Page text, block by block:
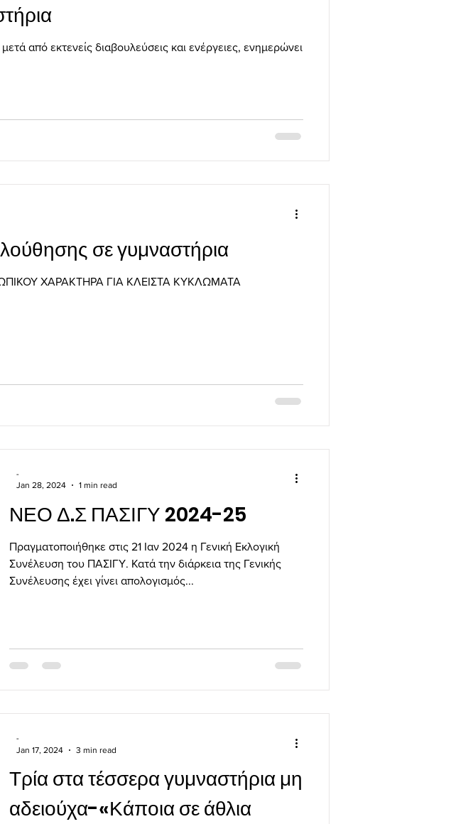
από εκτενείς διαβουλεύσεις και ενέργειες, ενημερώνει
σε γυμναστήρια
ΧΑΡΑΚΤΗΡΑ ΓΙΑ ΚΛΕΙΣΤΑ ΚΥΚΛΩΜΑΤΑ
ΝΕΟ Δ.Σ ΠΑΣΙΓΥ 2024-25
Πραγματοποιήθηκε στις 21 Ιαν 2024 η Γενική Εκλογική
Συνέλευση του ΠΑΣΙΓΥ. Κατά την διάρκεια της Γενικής
Συνέλευσης έχει γίνει απολογισμός...
-
Jan 28, 2024
1 min read
Τρία στα τέσσερα γυμναστήρια μη
αδειούχα-«Κάποια σε άθλια
-
Jan 17, 2024
3 min read